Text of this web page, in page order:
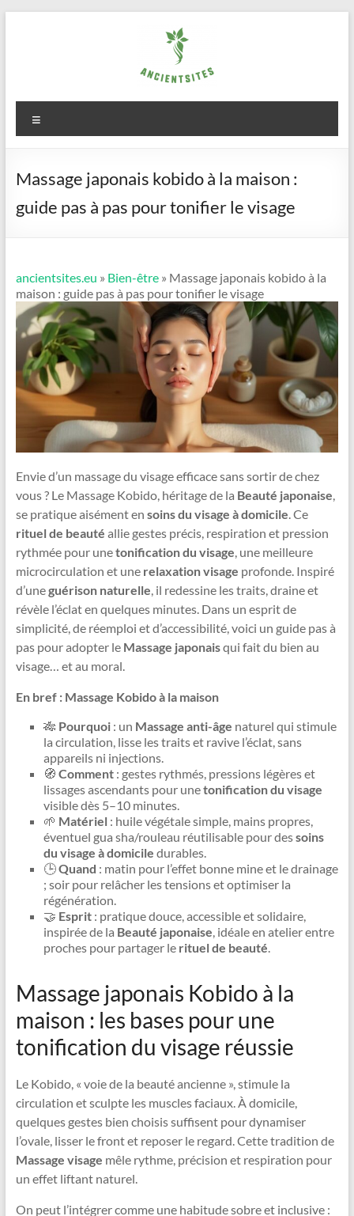
ancientsites.eu
Massage japonais kobido à la maison :
guide pas à pas pour tonifier le visage
ancientsites.eu » Bien-être» Massage japonais kobido à la
maison : guide pas à pas pour tonifier le visage
Envie d’un massage du visage efficace sans sortir de chez
vous ? Le Massage Kobido, héritage de la Beauté japonaise,
se pratique aisément en soins du visage à domicile. Ce
rituel de beauté allie gestes précis, respiration et pression
rythmée pour unetonification du visage, une meilleure
microcirculation et une relaxation visage profonde. Inspiré
d’uneguérison naturelle, il redessine les traits, draine et
révèle l’éclat en quelques minutes. Dans un esprit de
simplicité, de réemploi et d’accessibilité, voici un guide pas à
pas pour adopter le Massage japonaisqui fait du bien au
visage… et au moral.
En bref : Massage Kobido à la maison
🎋 Pourquoi: un Massage anti-âge naturel qui stimule
la circulation, lisse les traits et ravive l’éclat, sans
appareils ni injections.
🧭 Comment: gestes rythmés, pressions légères et
lissages ascendants pour unetonification du visage
visible dès 5–10 minutes.
🌱 Matériel: huile végétale simple, mains propres,
éventuel gua sha/rouleau réutilisable pour dessoins
du visage à domicile durables.
🕒Quand : matin pour l’effet bonne mine et le drainage
; soir pour relâcher les tensions et optimiser la
régénération.
🤝 Esprit: pratique douce, accessible et solidaire,
inspirée de la Beauté japonaise, idéale en atelier entre
proches pour partager le rituel de beauté.
Massage japonais Kobido à la
maison : les bases pour une
tonification du visage réussie
Le Kobido, « voie de la beauté ancienne », stimule la
circulation et sculpte les muscles faciaux. À domicile,
quelques gestes bien choisis suffisent pour dynamiser
l’ovale, lisser le front et reposer le regard. Cette tradition de
Massage visage mêle rythme, précision et respiration pour
un effet liftant naturel.
On peut l’intégrer comme une habitude sobre et inclusive :